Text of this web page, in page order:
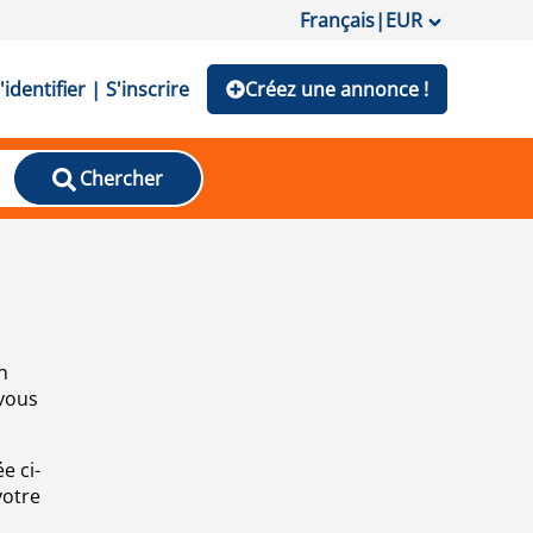
Français|EUR
| S'inscrire Créez une annonce !
Chercher
ci-